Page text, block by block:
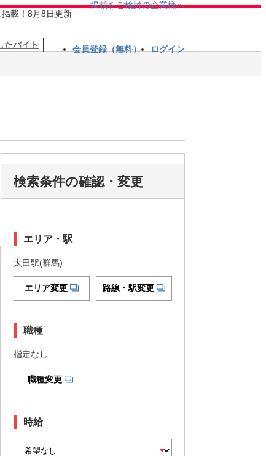
載！8月8日更新
掲載をご検討の企業様へ
たバイト 会員登録（無料） ログイン
検索条件の確認・変更
エリア・駅
太田駅(群馬)
エリア変更 路線・駅変更
職種
指定なし
職種変更
時給